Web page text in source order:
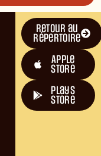
Retour au
répertoire
Apple
Store
plays
store